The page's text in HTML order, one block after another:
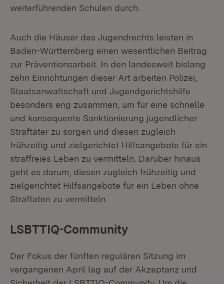
weiterführenden Schulen durch.
Auch die Häuser des Jugendrechts leisten in
Baden-Württemberg einen wesentlichen Beitrag
zur Präventionsarbeit. In den landesweit bislang
zehn Einrichtungen dieser Art arbeiten Polizei,
Staatsanwaltschaft und Jugendgerichtshilfe
besonders eng zusammen, um für eine schnelle
und konsequente Sanktionierung jugendlicher
Straftäter zu sorgen und diesen zugleich
frühzeitig und zielgerichtet Hilfsangebote für ein
straffreies Leben zu vermitteln. Darüber hinaus
geht es darum, diesen zugleich frühzeitig und
zielgerichtet Hilfsangebote für ein Leben ohne
Straftaten zu vermitteln.
LSBTTIQ-Community
Der Fokus der fünften regulären Sitzung im
vergangenen April lag auf der Akzeptanz und